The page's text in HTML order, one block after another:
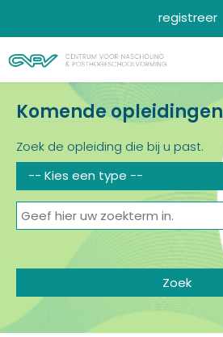
registreer
Komende opleidingen
Zoek de opleiding die bij u past.
-- Kies een type --